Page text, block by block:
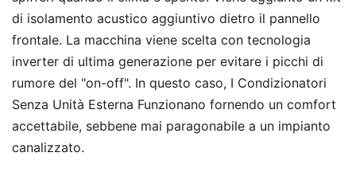
di isolamento acustico aggiuntivo dietro il pannello
frontale. La macchina viene scelta con tecnologia
inverter di ultima generazione per evitare i picchi di
rumore del "on-off". In questo caso, I Condizionatori
Senza Unità Esterna Funzionano fornendo un comfort
accettabile, sebbene mai paragonabile a un impianto
canalizzato.